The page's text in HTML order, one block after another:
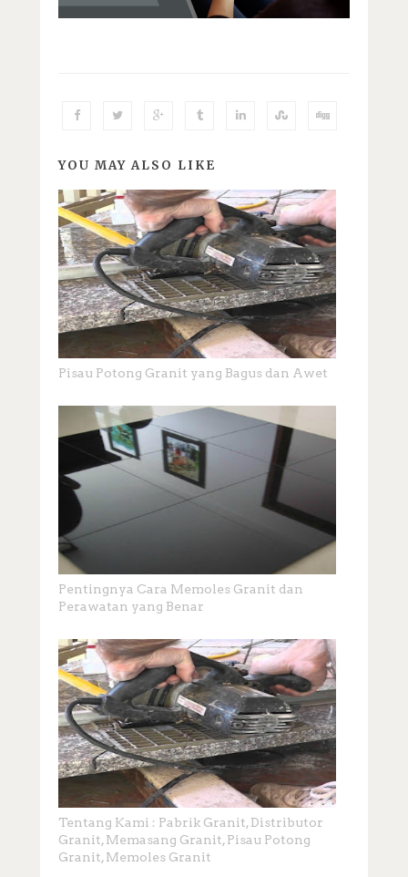
YOU MAY ALSO LIKE
Pisau Potong Granit yang Bagus dan Awet
Pentingnya Cara Memoles Granit dan
Perawatan yang Benar
Tentang Kami : Pabrik Granit, Distributor
Granit, Memasang Granit, Pisau Potong
Granit, Memoles Granit